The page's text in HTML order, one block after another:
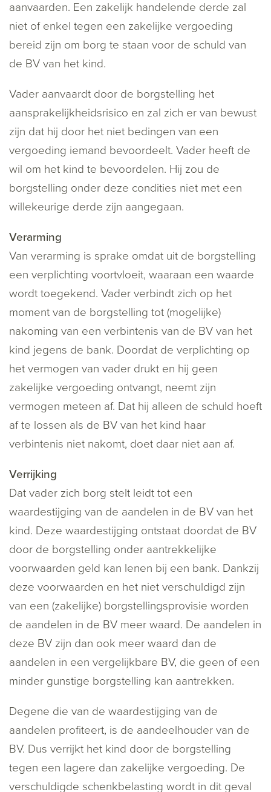
aanvaarden. Een zakelijk handelende derde zal
niet of enkel tegen een zakelijke vergoeding
bereid zijn om borg te staan voor de schuld van
de BV van het kind.
Vader aanvaardt door de borgstelling het
aansprakelijkheidsrisico en zal zich er van bewust
zijn dat hij door het niet bedingen van een
vergoeding iemand bevoordeelt. Vader heeft de
wil om het kind te bevoordelen. Hij zou de
borgstelling onder deze condities niet met een
willekeurige derde zijn aangegaan.
Verarming
Van verarming is sprake omdat uit de borgstelling
een verplichting voortvloeit, waaraan een waarde
wordt toegekend. Vader verbindt zich op het
moment van de borgstelling tot (mogelijke)
nakoming van een verbintenis van de BV van het
kind jegens de bank. Doordat de verplichting op
het vermogen van vader drukt en hij geen
zakelijke vergoeding ontvangt, neemt zijn
vermogen meteen af. Dat hij alleen de schuld hoeft
af te lossen als de BV van het kind haar
verbintenis niet nakomt, doet daar niet aan af.
Verrijking
Dat vader zich borg stelt leidt tot een
waardestijging van de aandelen in de BV van het
kind. Deze waardestijging ontstaat doordat de BV
door de borgstelling onder aantrekkelijke
voorwaarden geld kan lenen bij een bank. Dankzij
deze voorwaarden en het niet verschuldigd zijn
van een (zakelijke) borgstellingsprovisie worden
de aandelen in de BV meer waard. De aandelen in
deze BV zijn dan ook meer waard dan de
aandelen in een vergelijkbare BV, die geen of een
minder gunstige borgstelling kan aantrekken.
Degene die van de waardestijging van de
aandelen profiteert, is de aandeelhouder van de
BV. Dus verrijkt het kind door de borgstelling
tegen een lagere dan zakelijke vergoeding. De
verschuldigde schenkbelasting wordt in dit geval